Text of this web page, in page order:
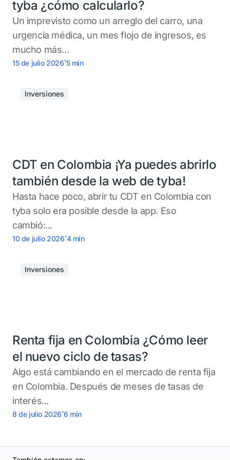
tyba ¿cómo calcularlo?
Un imprevisto como un arreglo del carro, una
urgencia médica, un mes flojo de ingresos, es
mucho más...
15 de julio 2026.5 min
Inversiones
CDT en Colombia ¡Ya puedes abrirlo
también desde la web de tyba!
Hasta hace poco, abrir tu CDT en Colombia con
tyba solo era posible desde la app. Eso
cambió:...
10 de julio 2026.4 min
Inversiones
Renta fija en Colombia ¿Cómo leer
el nuevo ciclo de tasas?
Algo está cambiando en el mercado de renta fija
en Colombia. Después de meses de tasas de
interés...
8 de julio 2026.6 min